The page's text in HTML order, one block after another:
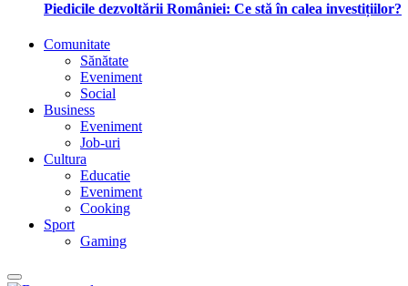
Piedicile dezvoltării României: Ce stă în calea investițiilor?
Comunitate
Sănătate
Eveniment
Social
Business
Eveniment
Job-uri
Cultura
Educatie
Eveniment
Cooking
Sport
Gaming